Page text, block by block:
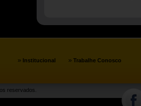
» Institucional » Trabalhe Conosco
reservados.